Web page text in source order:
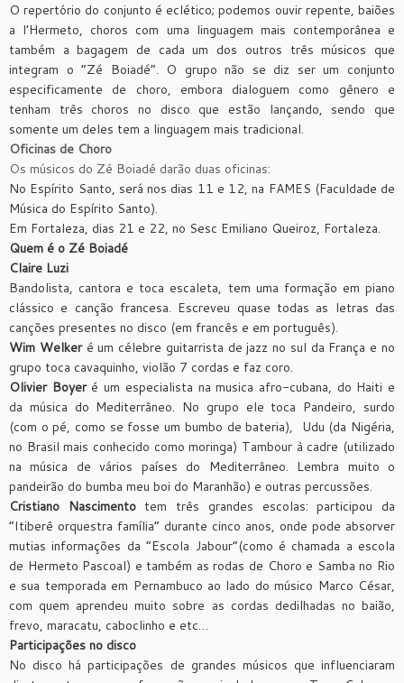
O repertório do conjunto é eclético; podemos ouvir repente, baiões
a l’Hermeto, choros com uma linguagem mais contemporânea e
também a bagagem de cada um dos outros três músicos que
integram o “Zé Boiadé”. O grupo não se diz ser um conjunto
especificamente de choro, embora dialoguem como gênero e
tenham três choros no disco que estão lançando, sendo que
somente um deles tem a linguagem mais tradicional.
Oficinas de Choro
Os músicos do Zé Boiadé darão duas oficinas:
No Espírito Santo, será nos dias 11 e 12, na FAMES (Faculdade de
Música do Espírito Santo).
Em Fortaleza, dias 21 e 22, no Sesc Emiliano Queiroz, Fortaleza.
Quem é o Zé Boiadé
Claire Luzi
Bandolista, cantora e toca escaleta, tem uma formação em piano
clássico e canção francesa. Escreveu quase todas as letras das
canções presentes no disco (em francês e em português).
Wim Welkeré um célebre guitarrista de jazz no sul da França e no
grupo toca cavaquinho, violão 7 cordas e faz coro.
Olivier Boyeré um especialista na musica afro-cubana, do Haiti e
da música do Mediterrâneo. No grupo ele toca Pandeiro, surdo
(com o pé, como se fosse um bumbo de bateria), Udu (da Nigéria,
no Brasil mais conhecido como moringa) Tambour à cadre (utilizado
na música de vários países do Mediterrâneo. Lembra muito o
pandeirão do bumba meu boi do Maranhão) e outras percussões.
Cristiano Nascimento tem três grandes escolas: participou da
“Itiberê orquestra família” durante cinco anos, onde pode absorver
mutias informações da “Escola Jabour”(como é chamada a escola
de Hermeto Pascoal) e também as rodas de Choro e Samba no Rio
e sua temporada em Pernambuco ao lado do músico Marco César,
com quem aprendeu muito sobre as cordas dedilhadas no baião,
frevo, maracatu, caboclinho e etc…
Participações no disco
No disco há participações de grandes músicos que influenciaram